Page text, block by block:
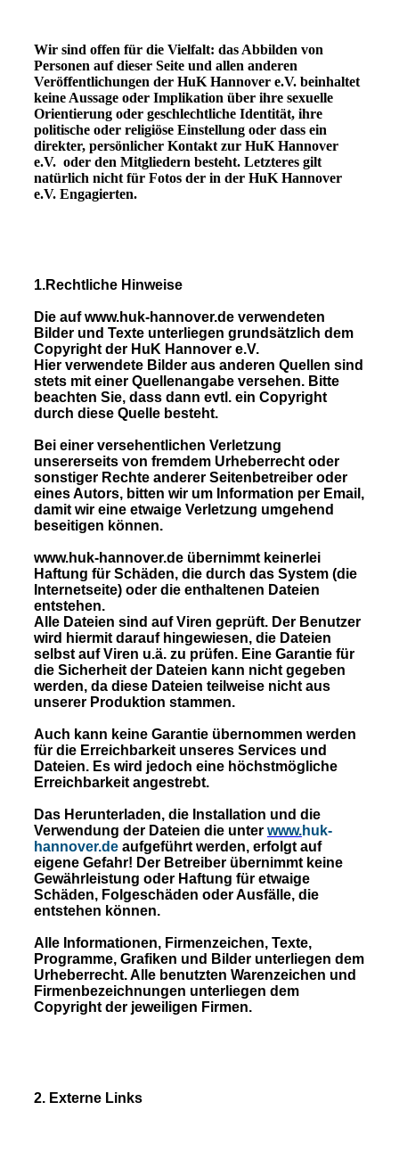
Wir sind offen für die Vielfalt: das Abbilden von
Personen auf dieser Seite und allen anderen
Veröffentlichungen der HuK Hannover e.V. beinhaltet
keine Aussage oder Implikation über ihre sexuelle
Orientierung oder geschlechtliche Identität, ihre
politische oder religiöse Einstellung oder dass ein
direkter, persönlicher Kontakt zur HuK Hannover
e.V. oder den Mitgliedern besteht. Letzteres gilt
natürlich nicht für Fotos der in der HuK Hannover
e.V. Engagierten.
1.Rechtliche Hinweise
Die aufwww.huk-hannover.de verwendeten
Bilder und Texte unterliegen grundsätzlich dem
Copyright der HuK Hannover e.V.
Hier verwendete Bilder aus anderen Quellen sind
stets mit einer Quellenangabe versehen. Bitte
beachten Sie, dass dann evtl. ein Copyright
durch diese Quelle besteht.
Bei einer versehentlichen Verletzung
unsererseits von fremdem Urheberrecht oder
sonstiger Rechte anderer Seitenbetreiber oder
eines Autors, bitten wir um Information per Email ,
damit wir eine etwaige Verletzung umgehend
beseitigen können.
www.huk-hannover.de übernimmt keinerlei
Haftung für Schäden, die durch das System (die
Internetseite) oder die enthaltenen Dateien
entstehen.
Alle Dateien sind auf Viren geprüft. Der Benutzer
wird hiermit darauf hingewiesen, die Dateien
selbst auf Viren u.ä. zu prüfen. Eine Garantie für
die Sicherheit der Dateien kann nicht gegeben
werden, da diese Dateien teilweise nicht aus
unserer Produktion stammen.
Auch kann keine Garantie übernommen werden
für die Erreichbarkeit unseres Services und
Dateien. Es wird jedoch eine höchstmögliche
Erreichbarkeit angestrebt.
Das Herunterladen, die Installation und die
Verwendung der Dateien die unter www.huk-
hannover.de aufgeführt werden, erfolgt auf
eigene Gefahr! Der Betreiber übernimmt keine
Gewährleistung oder Haftung für etwaige
Schäden, Folgeschäden oder Ausfälle, die
entstehen können.
Alle Informationen, Firmenzeichen, Texte,
Programme, Grafiken und Bilder unterliegen dem
Urheberrecht. Alle benutzten Warenzeichen und
Firmenbezeichnungen unterliegen dem
Copyright der jeweiligen Firmen.
2. Externe Links